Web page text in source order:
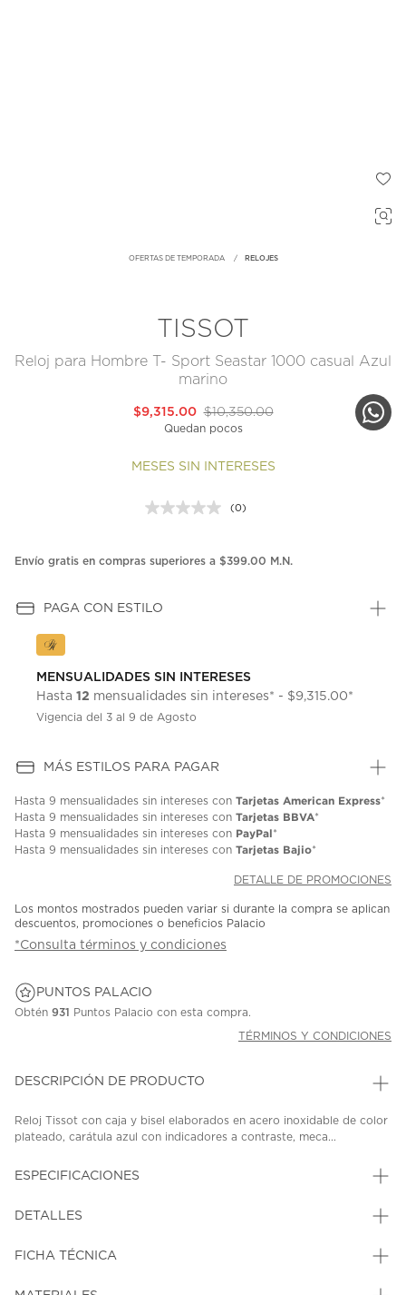
OFERTAS DE TEMPORADA RELOJES
TISSOT
Reloj para Hombre T- Sport Seastar 1000 casual Azul
marino
$10,350.00
$9,315.00
Quedan pocos
MESES SIN INTERESES
Sin
en
(0)
Envío gratis en compras superiores a $399.00 M.N.
PAGA CON ESTILO
MENSUALIDADES SIN INTERESES
Hasta 12 mensualidades sin intereses* - $9,315.00*
Vigencia del 3 al 9 de Agosto
MÁS ESTILOS PARA PAGAR
Hasta 9 mensualidades sin intereses con Tarjetas American Express*
Hasta 9 mensualidades sin intereses con Tarjetas BBVA*
Hasta 9 mensualidades sin intereses con PayPal*
Hasta 9 mensualidades sin intereses con Tarjetas Bajio*
DETALLE DE PROMOCIONES
Los montos mostrados pueden variar si durante la compra se aplican
descuentos, promociones o beneficios Palacio
*Consulta términos y condiciones
PUNTOS PALACIO
Obtén 931 Puntos Palacio con esta compra.
TÉRMINOS Y CONDICIONES
DESCRIPCIÓN DE PRODUCTO
Reloj Tissot con caja y bisel elaborados en acero inoxidable de color
plateado, carátula azul con indicadores a contraste, meca...
ESPECIFICACIONES
DETALLES
FICHA TÉCNICA